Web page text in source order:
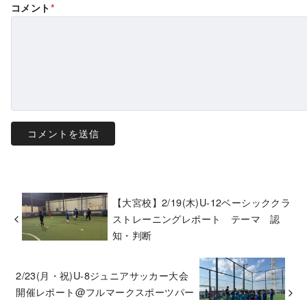
コメント*
【大宮校】2/19(木)U-12ベーシッククラ
ストレーニングレポート テーマ 認
知・判断
2/23(月・祝)U-8ジュニアサッカー大会
開催レポート@フルマークスポーツパー